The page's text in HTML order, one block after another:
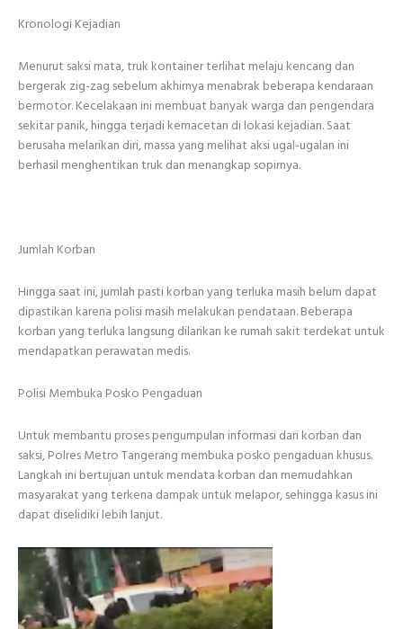
Kronologi Kejadian
Menurut saksi mata, truk kontainer terlihat melaju kencang dan
bergerak zig-zag sebelum akhirnya menabrak beberapa kendaraan
bermotor. Kecelakaan ini membuat banyak warga dan pengendara
sekitar panik, hingga terjadi kemacetan di lokasi kejadian. Saat
berusaha melarikan diri, massa yang melihat aksi ugal-ugalan ini
berhasil menghentikan truk dan menangkap sopirnya.
Jumlah Korban
Hingga saat ini, jumlah pasti korban yang terluka masih belum dapat
dipastikan karena polisi masih melakukan pendataan. Beberapa
korban yang terluka langsung dilarikan ke rumah sakit terdekat untuk
mendapatkan perawatan medis.
Polisi Membuka Posko Pengaduan
Untuk membantu proses pengumpulan informasi dari korban dan
saksi, Polres Metro Tangerang membuka posko pengaduan khusus.
Langkah ini bertujuan untuk mendata korban dan memudahkan
masyarakat yang terkena dampak untuk melapor, sehingga kasus ini
dapat diselidiki lebih lanjut.